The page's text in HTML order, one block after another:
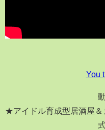
You
★アイドル育成型居酒屋＆